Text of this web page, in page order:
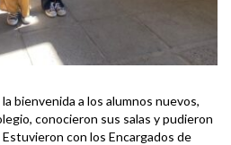
bienvenida a los alumnos nuevos,
conocieron sus salas y pudieron
con los Encargados de